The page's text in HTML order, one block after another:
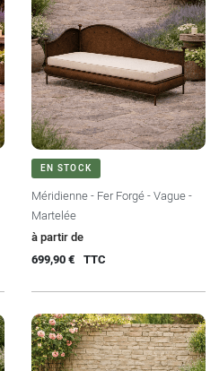
EN STOCK
Méridienne - Fer Forgé - Vague -
Martelée
à partir de
Prix
699,90 € TTC